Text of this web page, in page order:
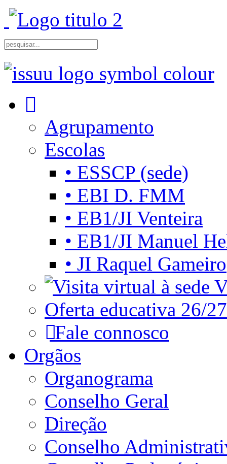
Agrupamento
Escolas
• ESSCP (sede)
• EBI D. FMM
• EB1/JI Venteira
• EB1/JI Manuel
• JI Raquel Gameiro
Oferta educativa 26/27
Fale connosco
Orgãos
Organograma
Conselho Geral
Direção
Conselho